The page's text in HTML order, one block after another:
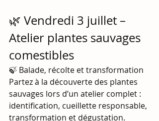
🌿 Vendredi 3 juillet –
Atelier plantes sauvages
comestibles
🍃 Balade, récolte et transformation
Partez à la découverte des plantes
sauvages lors d’un atelier complet :
identification, cueillette responsable,
transformation et dégustation.